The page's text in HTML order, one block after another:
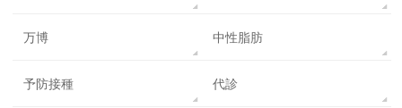
万博 中性脂肪
予防接種 代診